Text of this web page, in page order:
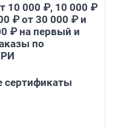
10 000 ₽, 10 000 ₽
₽ от 30 000 ₽ и
₽ на первый и
по
сертификаты